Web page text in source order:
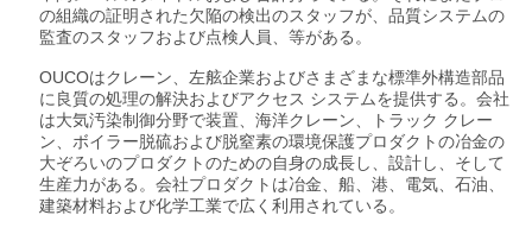
の組織の証明された欠陥の検出のスタッフが、品質システムの
監査のスタッフおよび点検人員、等がある。
OUCOはクレーン、左舷企業およびさまざまな標準外構造部品
に良質の処理の解決およびアクセス システムを提供する。会社
は大気汚染制御分野で装置、海洋クレーン、トラック クレー
ン、ボイラー脱硫および脱窒素の環境保護プロダクトの冶金の
大ぞろいのプロダクトのための自身の成長し、設計し、そして
生産力がある。会社プロダクトは冶金、船、港、電気、石油、
建築材料および化学工業で広く利用されている。